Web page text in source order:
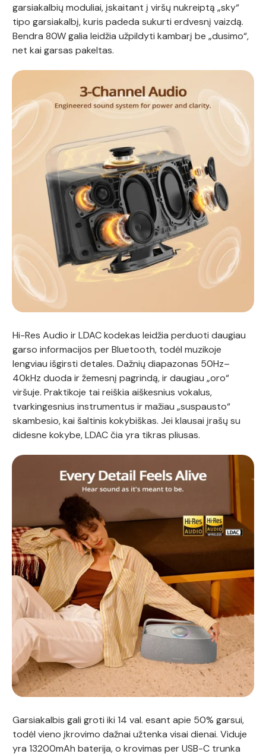
garsiakalbių moduliai, įskaitant į viršų nukreiptą „sky“
tipo garsiakalbį, kuris padeda sukurti erdvesnį vaizdą.
Bendra 80W galia leidžia užpildyti kambarį be „dusimo“,
net kai garsas pakeltas.
Hi-Res Audio ir LDAC kodekas leidžia perduoti daugiau
garso informacijos per Bluetooth, todėl muzikoje
lengviau išgirsti detales. Dažnių diapazonas 50Hz–
40kHz duoda ir žemesnį pagrindą, ir daugiau „oro“
viršuje. Praktikoje tai reiškia aiškesnius vokalus,
tvarkingesnius instrumentus ir mažiau „suspausto“
skambesio, kai šaltinis kokybiškas. Jei klausai įrašų su
didesne kokybe, LDAC čia yra tikras pliusas.
Garsiakalbis gali groti iki 14 val. esant apie 50% garsui,
todėl vieno įkrovimo dažnai užtenka visai dienai. Viduje
yra 13200mAh baterija, o krovimas per USB-C trunka